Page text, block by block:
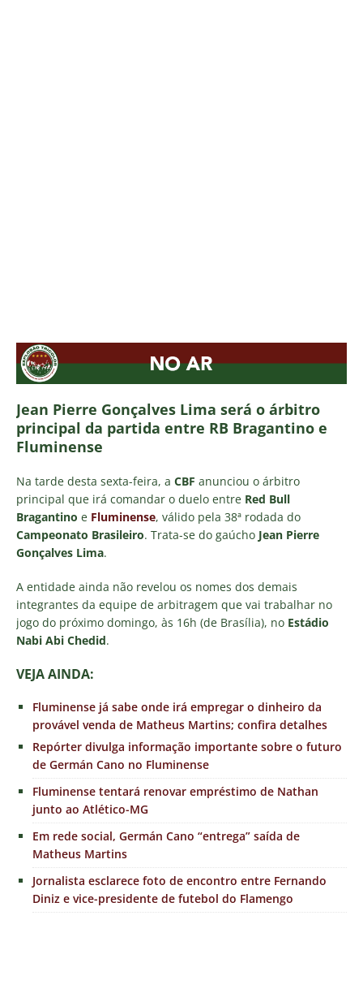
Jean Pierre Gonçalves Lima será o árbitro
principal da partida entre RB Bragantino e
Fluminense
Na tarde desta sexta-feira, a CBF anunciou o árbitro
principal que irá comandar o duelo entre Red Bull
Bragantino e Fluminense, válido pela 38ª rodada do
Campeonato Brasileiro. Trata-se do gaúcho Jean Pierre
Gonçalves Lima.
A entidade ainda não revelou os nomes dos demais
integrantes da equipe de arbitragem que vai trabalhar no
jogo do próximo domingo, às 16h (de Brasília), no Estádio
Nabi Abi Chedid.
VEJA AINDA:
Fluminense já sabe onde irá empregar o dinheiro da
provável venda de Matheus Martins; confira detalhes
Repórter divulga informação importante sobre o futuro
de Germán Cano no Fluminense
Fluminense tentará renovar empréstimo de Nathan
junto ao Atlético-MG
Em rede social, Germán Cano “entrega” saída de
Matheus Martins
Jornalista esclarece foto de encontro entre Fernando
Diniz e vice-presidente de futebol do Flamengo